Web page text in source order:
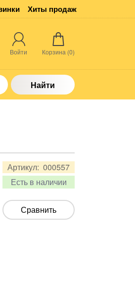
Хиты продаж
Войти Корзина (0)
Найти
Артикул: 000557
Есть в наличии
Сравнить